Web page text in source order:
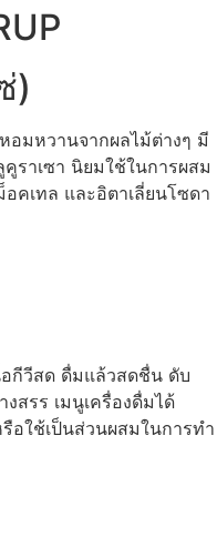
)
อมหวานจากผลไม้ต่างๆ มี
ราเซา นิยมใช้ในการผสม
คเทล และอิตาเลี่ยนโซดา
กีวีสด ดื่มแล้วสดชื่น ดับ
สรร เมนูเครื่องดื่มได้
อใช้เป็นส่วนผสมในการทำ